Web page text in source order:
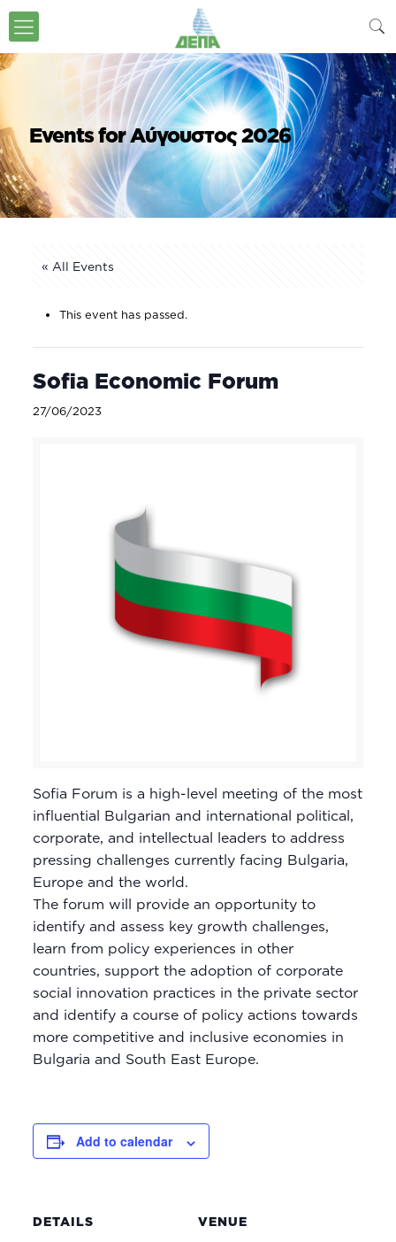
Events for Αύγουστος 2026
« All Events
This event has passed.
Sofia Economic Forum
27/06/2023
Sofia Forum is a high-level meeting of the most
influential Bulgarian and international political,
corporate, and intellectual leaders to address
pressing challenges currently facing Bulgaria,
Europe and the world.
The forum will provide an opportunity to
identify and assess key growth challenges,
learn from policy experiences in other
countries, support the adoption of corporate
social innovation practices in the private sector
and identify a course of policy actions towards
more competitive and inclusive economies in
Bulgaria and South East Europe.
Add to calendar
DETAILS VENUE